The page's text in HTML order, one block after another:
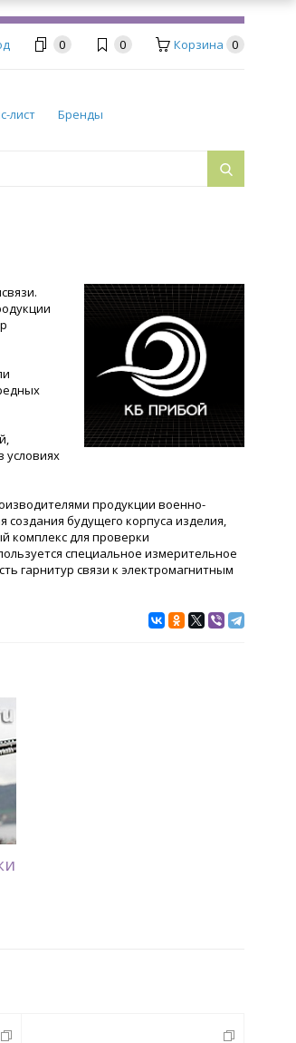
0 0 Корзина 0
лист Бренды
условиях
продукции военно-
будущего корпуса изделия,
комплекс для проверки
специальное измерительное
гарнитур связи к электромагнитным